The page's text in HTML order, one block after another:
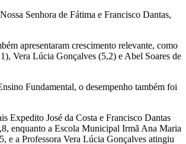
Senhora de Fátima e Francisco Dantas,
apresentaram crescimento relevante, como
Vera Lúcia Gonçalves (5,2) e Abel Soares de
Fundamental, o desempenho também foi
Expedito José da Costa e Francisco Dantas
enquanto a Escola Municipal Irmã Ana Maria
e a Professora Vera Lúcia Gonçalves atingiu